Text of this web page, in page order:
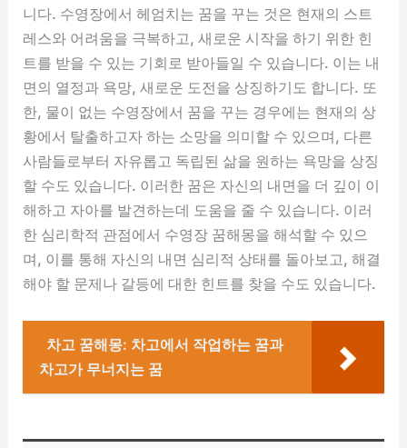
니다. 수영장에서 헤엄치는 꿈을 꾸는 것은 현재의 스트
레스와 어려움을 극복하고, 새로운 시작을 하기 위한 힌
트를 받을 수 있는 기회로 받아들일 수 있습니다. 이는 내
면의 열정과 욕망, 새로운 도전을 상징하기도 합니다. 또
한, 물이 없는 수영장에서 꿈을 꾸는 경우에는 현재의 상
황에서 탈출하고자 하는 소망을 의미할 수 있으며, 다른
사람들로부터 자유롭고 독립된 삶을 원하는 욕망을 상징
할 수도 있습니다. 이러한 꿈은 자신의 내면을 더 깊이 이
해하고 자아를 발견하는데 도움을 줄 수 있습니다. 이러
한 심리학적 관점에서 수영장 꿈해몽을 해석할 수 있으
며, 이를 통해 자신의 내면 심리적 상태를 돌아보고, 해결
해야 할 문제나 갈등에 대한 힌트를 찾을 수도 있습니다.
차고 꿈해몽: 차고에서 작업하는 꿈과
차고가 무너지는 꿈